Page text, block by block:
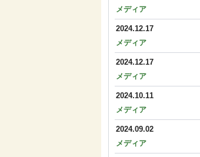
メディア
2024.12.17
メディア
2024.12.17
メディア
2024.10.11
メディア
2024.09.02
メディア